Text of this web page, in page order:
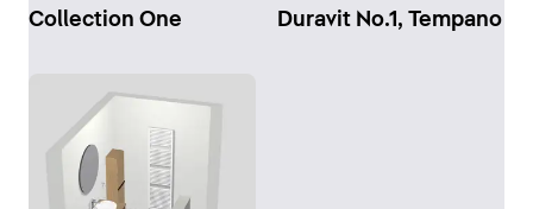
Collection One
Duravit No.1, Tempano